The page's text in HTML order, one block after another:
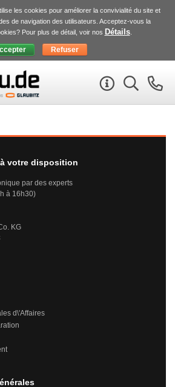
les cookies pour améliorer la convivialité du site et
de navigation des utilisateurs. Acceptez-vous la
Pour plus de détail, voir nos Détails.
votre disposition
par des experts
à 16h30)
KG
d\'Affaires